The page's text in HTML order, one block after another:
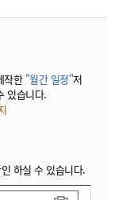
작한 "월간 일정"저
있습니다.
하실 수 있습니다.